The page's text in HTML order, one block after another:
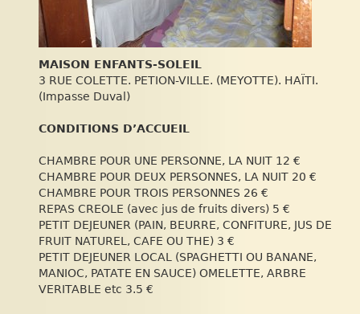
MAISON ENFANTS-SOLEIL
3 RUE COLETTE. PETION-VILLE. (MEYOTTE). HAÏTI.
(Impasse Duval)
CONDITIONS D’ACCUEIL
CHAMBRE POUR UNE PERSONNE, LA NUIT 12 €
CHAMBRE POUR DEUX PERSONNES, LA NUIT 20 €
CHAMBRE POUR TROIS PERSONNES 26 €
REPAS CREOLE (avec jus de fruits divers) 5 €
PETIT DEJEUNER (PAIN, BEURRE, CONFITURE, JUS DE
FRUIT NATUREL, CAFE OU THE) 3 €
PETIT DEJEUNER LOCAL (SPAGHETTI OU BANANE,
MANIOC, PATATE EN SAUCE) OMELETTE, ARBRE
VERITABLE etc 3.5 €